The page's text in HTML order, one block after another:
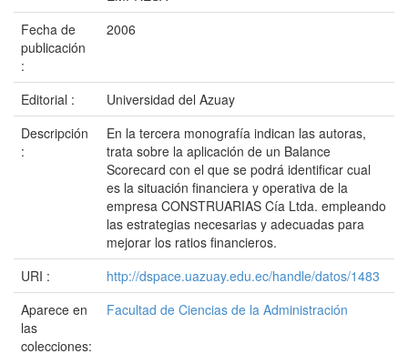
Fecha de
publicación
:
2006
Editorial :
Universidad del Azuay
Descripción
:
En la tercera monografía indican las autoras,
trata sobre la aplicación de un Balance
Scorecard con el que se podrá identificar cual
es la situación financiera y operativa de la
empresa CONSTRUARIAS Cía Ltda. empleando
las estrategias necesarias y adecuadas para
mejorar los ratios financieros.
URI :
http://dspace.uazuay.edu.ec/handle/datos/1483
Aparece en
las
colecciones:
Facultad de Ciencias de la Administración